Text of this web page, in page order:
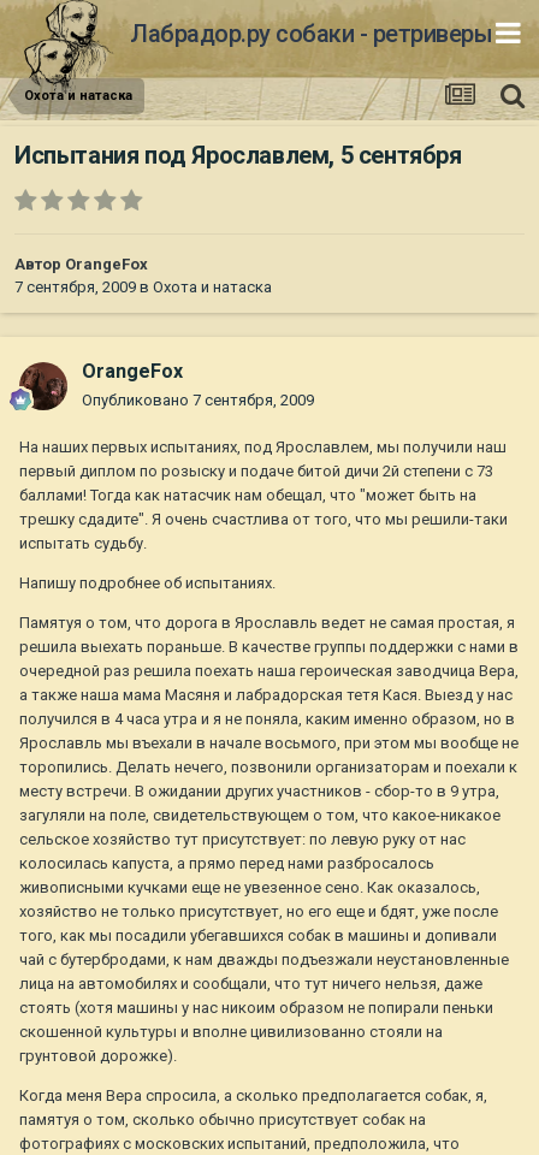
Лабрадор.ру собаки - ретриверы
Охота и натаска
Испытания под Ярославлем, 5 сентября
Автор OrangeFox
7 сентября, 2009 в Охота и натаска
OrangeFox
Опубликовано 7 сентября, 2009
На наших первых испытаниях, под Ярославлем, мы получили наш
первый диплом по розыску и подаче битой дичи 2й степени с 73
баллами! Тогда как натасчик нам обещал, что "может быть на
трешку сдадите". Я очень счастлива от того, что мы решили-таки
испытать судьбу.
Напишу подробнее об испытаниях.
Памятуя о том, что дорога в Ярославль ведет не самая простая, я
решила выехать пораньше. В качестве группы поддержки с нами в
очередной раз решила поехать наша героическая заводчица Вера,
а также наша мама Масяня и лабрадорская тетя Кася. Выезд у нас
получился в 4 часа утра и я не поняла, каким именно образом, но в
Ярославль мы въехали в начале восьмого, при этом мы вообще не
торопились. Делать нечего, позвонили организаторам и поехали к
месту встречи. В ожидании других участников - сбор-то в 9 утра,
загуляли на поле, свидетельствующем о том, что какое-никакое
сельское хозяйство тут присутствует: по левую руку от нас
колосилась капуста, а прямо перед нами разбросалось
живописными кучками еще не увезенное сено. Как оказалось,
хозяйство не только присутствует, но его еще и бдят, уже после
того, как мы посадили убегавшихся собак в машины и допивали
чай с бутербродами, к нам дважды подъезжали неустановленные
лица на автомобилях и сообщали, что тут ничего нельзя, даже
стоять (хотя машины у нас никоим образом не попирали пеньки
скошенной культуры и вполне цивилизованно стояли на
грунтовой дорожке).
Когда меня Вера спросила, а сколько предполагается собак, я,
памятуя о том, сколько обычно присутствует собак на
фотографиях с московских испытаний, предположила, что